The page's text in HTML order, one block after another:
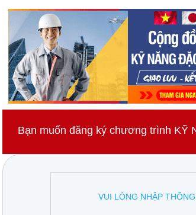
Bạn muốn đăng ký chương trình KỸ
VUI LÒNG NHẬP